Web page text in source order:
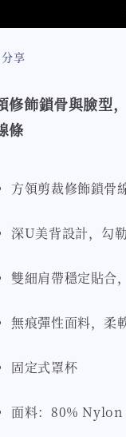
分享
修飾鎖骨與臉型
條
方領剪裁修飾鎖骨
深U美背設計，勾
雙細肩帶穩定貼合
無痕彈性面料，柔
固定式罩杯
面料：80%